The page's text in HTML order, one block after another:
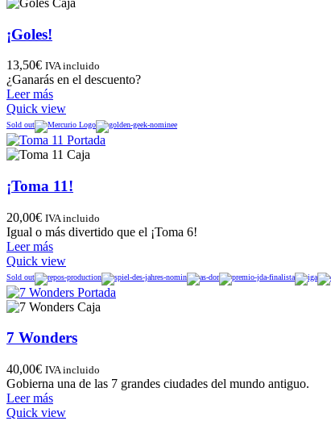
¡Goles!
13,50€ IVA incluido
¿Ganarás en el descuento?
Leer más
Quick view
Sold out
¡Toma 11!
20,00€ IVA incluido
Igual o más divertido que el ¡Toma 6!
Leer más
Quick view
Sold out
7 Wonders
40,00€ IVA incluido
Gobierna una de las 7 grandes ciudades del mundo antiguo.
Leer más
Quick view